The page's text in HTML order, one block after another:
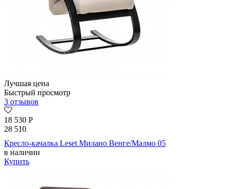
Лучшая цена
Быстрый просмотр
3 отзывов
18 530 Р
28 510
Кресло-качалка Leset Милано Венге/Малмо 05
в наличии
Купить